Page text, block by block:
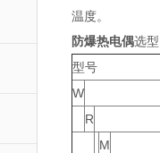
温度。
防爆热电偶选
型号
W
R
M